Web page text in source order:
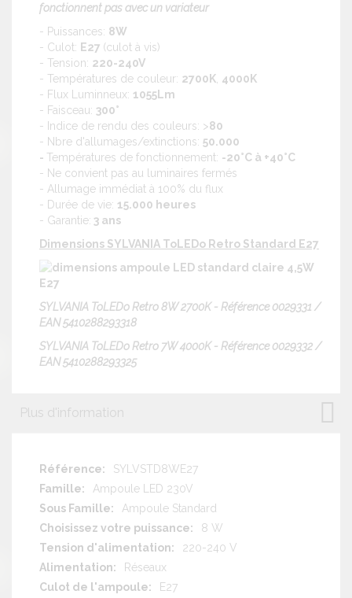
fonctionnent pas avec un variateur
- Puissances: 8W
- Culot: E27 (culot à vis)
- Tension: 220-240V
- Températures de couleur: 2700K 4000K
- Flux Luminneux: 1055Lm
- Faisceau: 300°
- Indice de rendu des couleurs: >80
- Nbre d'allumages/extinctions: 50.000
- Températures de fonctionnement: -20°C à +40°C
- Ne convient pas au luminaires fermés
- Allumage immédiat à 100% du flux
- Durée de vie: 15.000 heures
- Garantie: 3 ans
Dimensions SYLVANIA ToLEDo Retro Standard E27
SYLVANIA ToLEDo Retro 8W 2700K - Référence 0029331 /
EAN 5410288293318
SYLVANIA ToLEDo Retro 7W 4000K - Référence 0029332 /
EAN 5410288293325
Plus d'information
Plus
d'information
SYLVSTD8WE27
Ampoule LED 230V
Ampoule Standard
8 W
220-240 V
Réseaux
E27